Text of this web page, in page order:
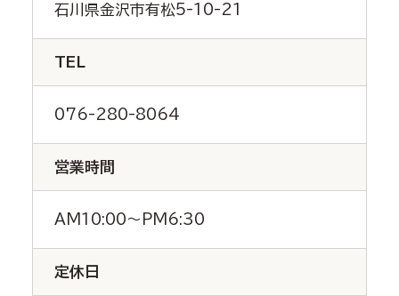
石川県金沢市有松5-10-21
TEL
076-280-8064
営業時間
AM10:00～PM6:30
定休日